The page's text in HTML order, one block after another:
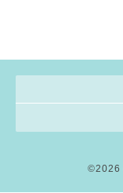
©2026